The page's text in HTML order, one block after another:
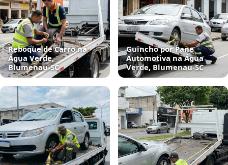
Reboque de Carro na
Água Verde,
Blumenau‑SC
Guincho por Pane
Automotiva na Água
Verde, Blumenau‑SC